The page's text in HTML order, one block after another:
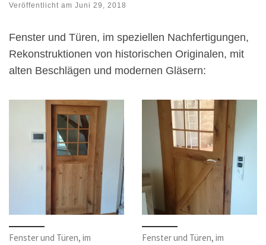
Veröffentlicht am Juni 29, 2018
Fenster und Türen, im speziellen Nachfertigungen,
Rekonstruktionen von historischen Originalen, mit
alten Beschlägen und modernen Gläsern:
Fenster und Türen, im
Fenster und Türen, im